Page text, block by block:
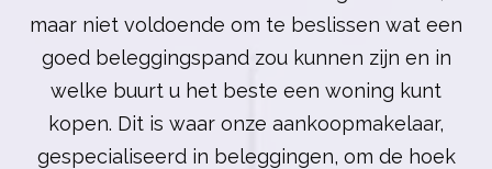
maar niet voldoende om te beslissen wat een
goed beleggingspand zou kunnen zijn en in
welke buurt u het beste een woning kunt
kopen. Dit is waar onze aankoopmakelaar,
gespecialiseerd in beleggingen, om de hoek